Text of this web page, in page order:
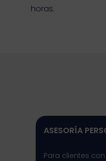
horas.
ASESORÍA
Para clientes